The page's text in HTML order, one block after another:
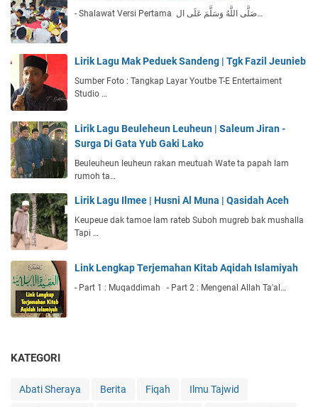
- Shalawat Versi Pertama صَلَّى اللَّهُ وَسَلَّمَ عَلَى ال…
Lirik Lagu Mak Peduek Sandeng | Tgk Fazil Jeunieb
Sumber Foto : Tangkap Layar Youtbe T-E Entertaiment
Studio …
Lirik Lagu Beuleheun Leuheun | Saleum Jiran -
Surga Di Gata Yub Gaki Lako
Beuleuheun leuheun rakan meutuah Wate ta papah lam
rumoh ta…
Lirik Lagu Ilmee | Husni Al Muna | Qasidah Aceh
Keupeue dak tamoe lam rateb Suboh mugreb bak mushalla
Tapi …
Link Lengkap Terjemahan Kitab Aqidah Islamiyah
- Part 1 : Muqaddimah - Part 2 : Mengenal Allah Ta'al…
KATEGORI
Abati Sheraya Berita Fiqah Ilmu Tajwid